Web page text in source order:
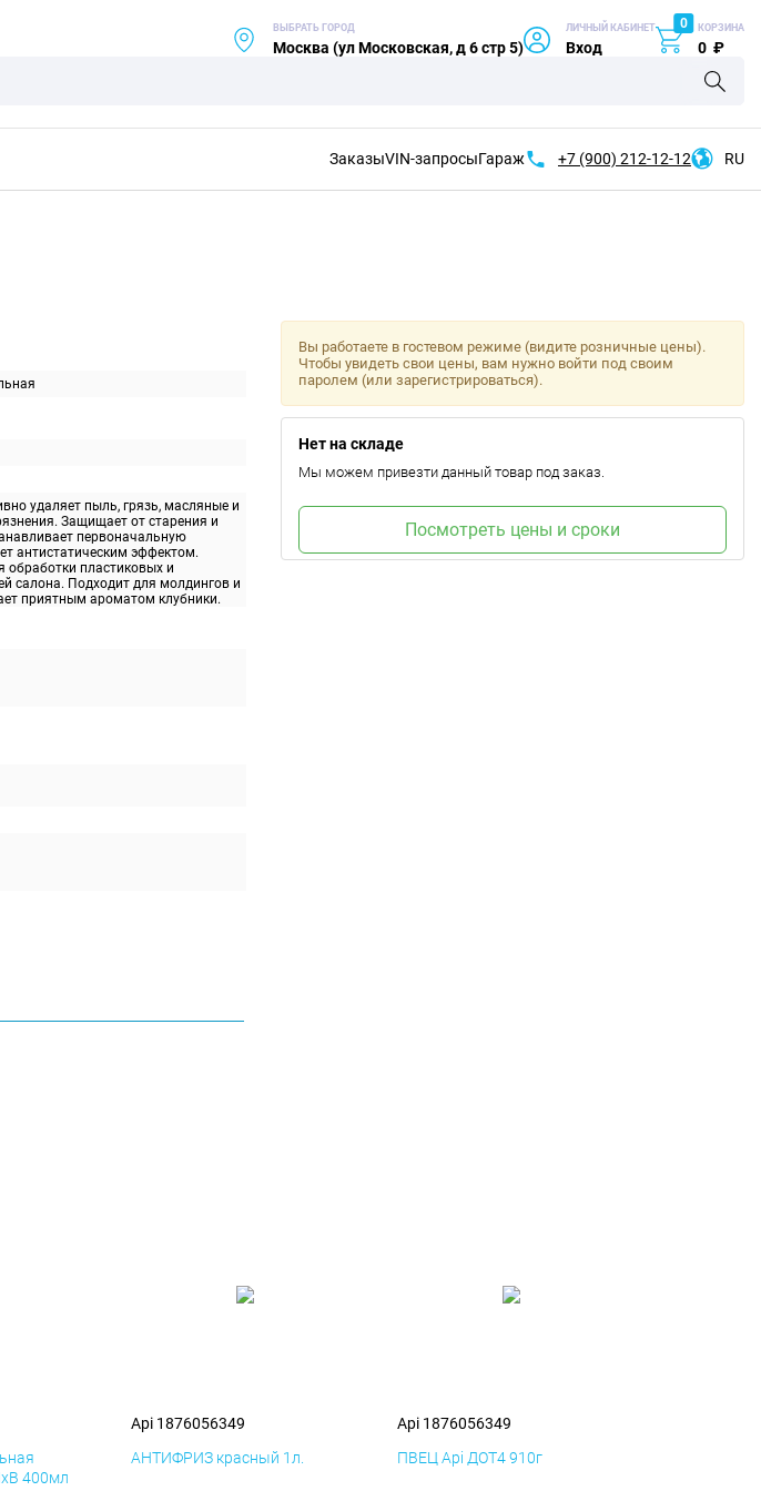
ВЫБРАТЬ ГОРОД
Москва (ул Московская, д 6 стр 5)
ЛИЧНЫЙ КАБИНЕТ
Вход
0 КОРЗИНА
0 ₽
ЗаказыVIN-запросыГараж +7 (900) 212-12-12 RU
удаляет пыль, грязь, масляные и
Защищает от старения и
первоначальную
антистатическим эффектом.
обработки пластиковых и
салона. Подходит для молдингов и
приятным ароматом клубники.
Вы работаете в гостевом режиме (видите розничные цены).
Чтобы увидеть свои цены, вам нужно войти под своим
паролем (или зарегистрироваться).
Нет на складе
Мы можем привезти данный товар под заказ.
Посмотреть цены и сроки
400мл
Api 1876056349
АНТИФРИЗ красный 1л.
Api 1876056349
ПВЕЦ Api ДОТ4 910г